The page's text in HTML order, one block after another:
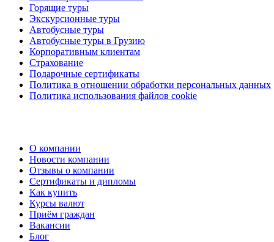
Горящие туры
Экскурсионные туры
Автобусные туры
Автобусные туры в Грузию
Корпоративным клиентам
Страхование
Подарочные сертификаты
Политика в отношении обработки персональных данных
Политика использования файлов cookie
О компании
Новости компании
Отзывы о компании
Сертификаты и дипломы
Как купить
Курсы валют
Приём граждан
Вакансии
Блог